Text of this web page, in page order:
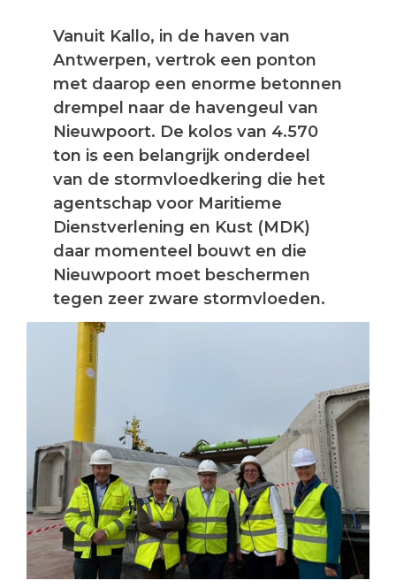
Vanuit Kallo, in de haven van
Antwerpen, vertrok een ponton
met daarop een enorme betonnen
drempel naar de havengeul van
Nieuwpoort. De kolos van 4.570
ton is een belangrijk onderdeel
van de stormvloedkering die het
agentschap voor Maritieme
Dienstverlening en Kust (MDK)
daar momenteel bouwt en die
Nieuwpoort moet beschermen
tegen zeer zware stormvloeden.